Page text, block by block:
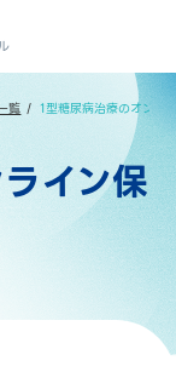
覧 1型糖尿病治療のオンラ
イン保